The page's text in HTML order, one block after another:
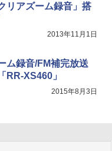
リアズーム録音」搭
2013年11月1日
ム録音/FM補完放送
RR-XS460」
2015年8月3日